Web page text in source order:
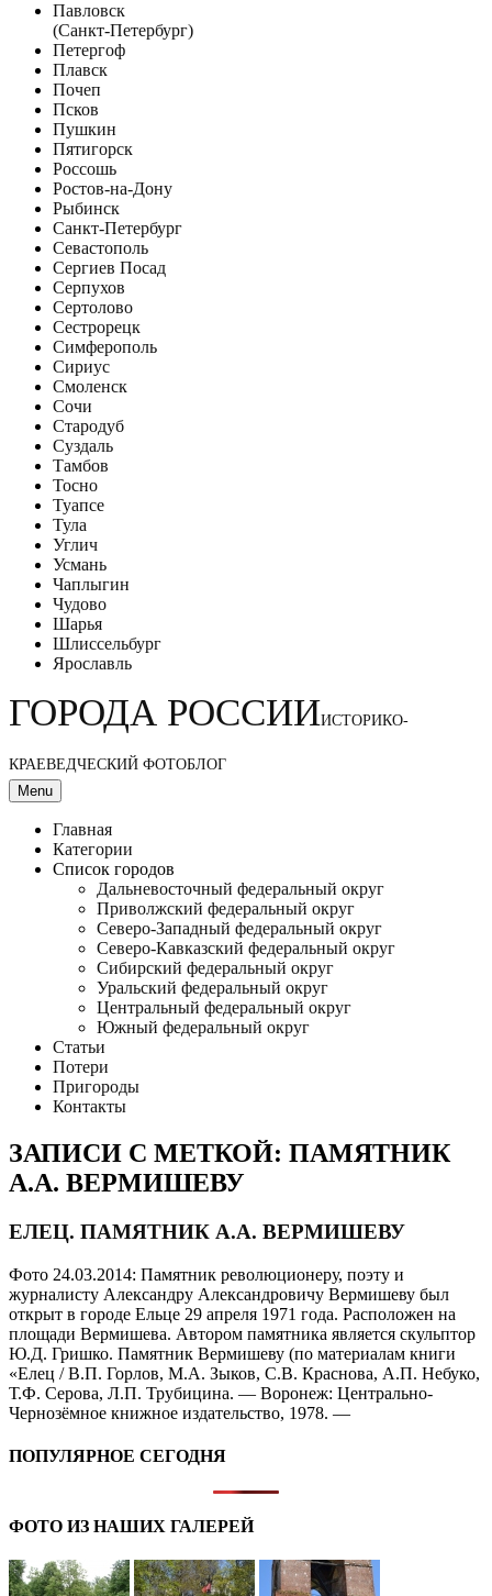
Павловск
(Санкт-Петербург)
Петергоф
Плавск
Почеп
Псков
Пушкин
Пятигорск
Россошь
Ростов-на-Дону
Рыбинск
Санкт-Петербург
Севастополь
Сергиев Посад
Серпухов
Сертолово
Сестрорецк
Симферополь
Сириус
Смоленск
Сочи
Стародуб
Суздаль
Тамбов
Тосно
Туапсе
Тула
Углич
Усмань
Чаплыгин
Чудово
Шарья
Шлиссельбург
Ярославль
ГОРОДА РОССИИИСТОРИКО-
КРАЕВЕДЧЕСКИЙ ФОТОБЛОГ
Menu
Главная
Категории
Список городов
Дальневосточный федеральный округ
Приволжский федеральный округ
Северо-Западный федеральный округ
Северо-Кавказский федеральный округ
Сибирский федеральный округ
Уральский федеральный округ
Центральный федеральный округ
Южный федеральный округ
Статьи
Потери
Пригороды
Контакты
ЗАПИСИ С МЕТКОЙ: ПАМЯТНИК
А.А. ВЕРМИШЕВУ
ЕЛЕЦ. ПАМЯТНИК А.А. ВЕРМИШЕВУ
Фото 24.03.2014: Памятник революционеру, поэту и
журналисту Александру Александровичу Вермишеву был
открыт в городе Ельце 29 апреля 1971 года. Расположен на
площади Вермишева. Автором памятника является скульптор
Ю.Д. Гришко. Памятник Вермишеву (по материалам книги
«Елец / В.П. Горлов, М.А. Зыков, С.В. Краснова, А.П. Небуко,
Т.Ф. Серова, Л.П. Трубицина. — Воронеж: Центрально-
Чернозёмное книжное издательство, 1978. —
ПОПУЛЯРНОЕ СЕГОДНЯ
ФОТО ИЗ НАШИХ ГАЛЕРЕЙ